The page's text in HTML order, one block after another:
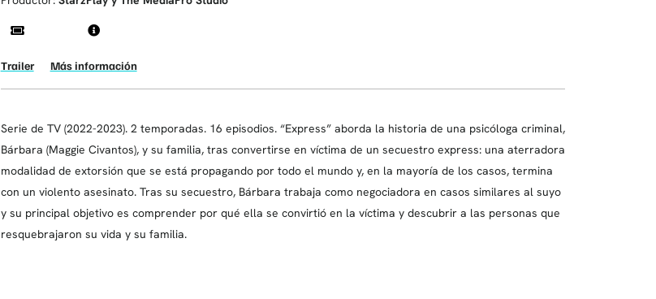
Trailer Más información
Serie de TV (2022-2023). 2 temporadas. 16 episodios. “Express” aborda la historia de una psicóloga criminal,
Bárbara (Maggie Civantos), y su familia, tras convertirse en víctima de un secuestro express: una aterradora
modalidad de extorsión que se está propagando por todo el mundo y, en la mayoría de los casos, termina
con un violento asesinato. Tras su secuestro, Bárbara trabaja como negociadora en casos similares al suyo
y su principal objetivo es comprender por qué ella se convirtió en la víctima y descubrir a las personas que
resquebrajaron su vida y su familia.